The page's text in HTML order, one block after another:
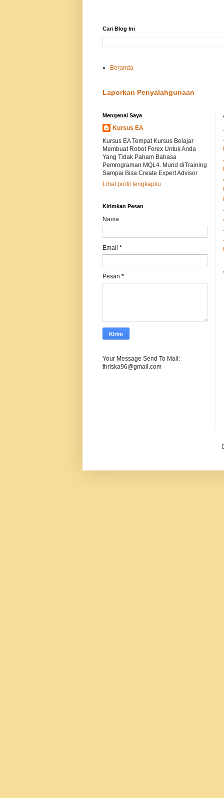
Cari Blog Ini
Beranda
Laporkan Penyalahgunaan
Mengenai Saya
Kursus EA
Kursus EA Tempat Kursus Belajar
Membuat Robot Forex Untuk Anda
Yang Tidak Paham Bahasa
Pemrograman MQL4. Murid diTraining
Sampai Bisa Create Expert Advisor
Lihat profil lengkapku
Kirimkan Pesan
Nama
Email *
Pesan *
Your Message Send To Mail:
thriska96@gmail.com